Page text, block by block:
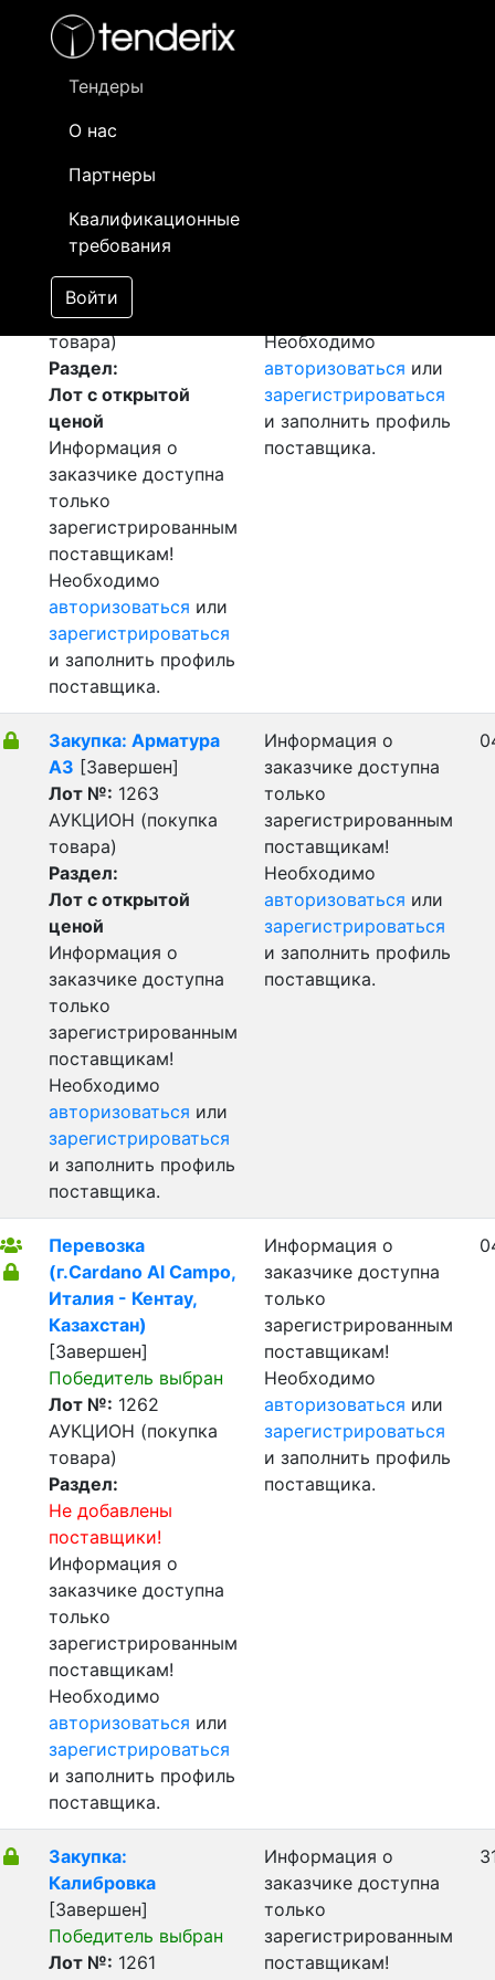
Тендеры
О нас
Партнеры
Квалификационные
требования
Войти
- активный лот
- сохраненный лот (не опубликован)
Закупка: Листы
[Завершен]
Победитель выбран
Лот №:1264
АУКЦИОН (покупка
товара)
Раздел:
Лот с открытой
ценой
Информация о
заказчике доступна
только
зарегистрированным
поставщикам!
Необходимо
авторизоваться или
зарегистрироваться
и заполнить профиль
поставщика.
Необходимо
авторизоваться или
зарегистрироваться
и заполнить профиль
поставщика.
Закупка: Арматура
А3 [Завершен]
Лот №: 1263
АУКЦИОН (покупка
товара)
Раздел:
Лот с открытой
ценой
Информация о
заказчике доступна
только
зарегистрированным
поставщикам!
Необходимо
авторизоваться или
зарегистрироваться
и заполнить профиль
поставщика.
Информация о
заказчике доступна
только
зарегистрированным
поставщикам!
Необходимо
авторизоваться или
зарегистрироваться
и заполнить профиль
поставщика.
Перевозка
(г.Cardano Al Campo,
Италия - Кентау,
Казахстан)
[Завершен]
Победитель выбран
Лот №: 1262
АУКЦИОН (покупка
товара)
Раздел:
Не добавлены
поставщики!
Информация о
заказчике доступна
только
зарегистрированным
поставщикам!
Необходимо
авторизоваться или
зарегистрироваться
и заполнить профиль
поставщика.
Информация о
заказчике доступна
только
зарегистрированным
поставщикам!
Необходимо
авторизоваться или
зарегистрироваться
и заполнить профиль
поставщика.
Закупка:
Калибровка
[Завершен]
Победитель выбран
Лот №: 1261
Информация о
заказчике доступна
только
зарегистрированным
поставщикам!